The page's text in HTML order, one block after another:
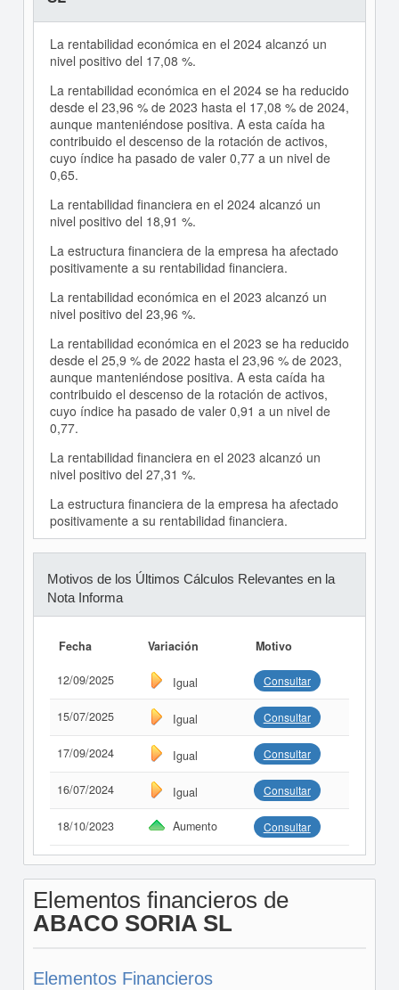
La rentabilidad económica en el 2024 alcanzó un
nivel positivo del 17,08 %.
La rentabilidad económica en el 2024 se ha reducido
desde el 23,96 % de 2023 hasta el 17,08 % de 2024,
aunque manteniéndose positiva. A esta caída ha
contribuido el descenso de la rotación de activos,
cuyo índice ha pasado de valer 0,77 a un nivel de
0,65.
La rentabilidad financiera en el 2024 alcanzó un
nivel positivo del 18,91 %.
La estructura financiera de la empresa ha afectado
positivamente a su rentabilidad financiera.
La rentabilidad económica en el 2023 alcanzó un
nivel positivo del 23,96 %.
La rentabilidad económica en el 2023 se ha reducido
desde el 25,9 % de 2022 hasta el 23,96 % de 2023,
aunque manteniéndose positiva. A esta caída ha
contribuido el descenso de la rotación de activos,
cuyo índice ha pasado de valer 0,91 a un nivel de
0,77.
La rentabilidad financiera en el 2023 alcanzó un
nivel positivo del 27,31 %.
La estructura financiera de la empresa ha afectado
positivamente a su rentabilidad financiera.
Motivos de los Últimos Cálculos Relevantes en la
Nota Informa
Fecha Variación Motivo
12/09/2025 Igual Consultar
15/07/2025 Igual Consultar
17/09/2024 Igual Consultar
16/07/2024 Igual Consultar
18/10/2023 Aumento Consultar
Elementos financieros de
ABACO SORIA SL
Elementos Financieros